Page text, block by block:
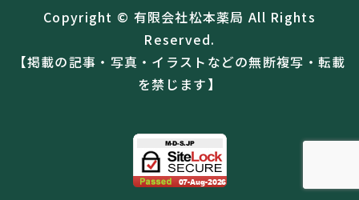
Copyright © 有限会社松本薬局 All Rights
Reserved.
【掲載の記事・写真・イラストなどの無断複写・転載
を禁じます】